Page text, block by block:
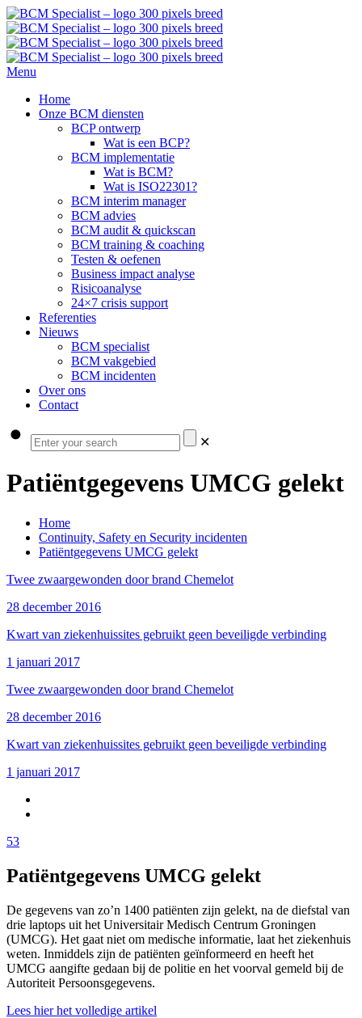
Menu
Home
Onze BCM diensten
BCP ontwerp
Wat is een BCP?
BCM implementatie
Wat is BCM?
Wat is ISO22301?
BCM interim manager
BCM advies
BCM audit & quickscan
BCM training & coaching
Testen & oefenen
Business impact analyse
Risicoanalyse
24×7 crisis support
Referenties
Nieuws
BCM specialist
BCM vakgebied
BCM incidenten
Over ons
Contact
✕
Patiëntgegevens UMCG gelekt
Home
Continuity, Safety en Security incidenten
Patiëntgegevens UMCG gelekt
Twee zwaargewonden door brand Chemelot
28 december 2016
Kwart van ziekenhuissites gebruikt geen beveiligde verbinding
1 januari 2017
Twee zwaargewonden door brand Chemelot
28 december 2016
Kwart van ziekenhuissites gebruikt geen beveiligde verbinding
1 januari 2017
53
Patiëntgegevens UMCG gelekt
De gegevens van zo’n 1400 patiënten zijn gelekt, na de diefstal van
drie laptops uit het Universitair Medisch Centrum Groningen
(UMCG). Het gaat niet om medische informatie, laat het ziekenhuis
weten. Inmiddels zijn de patiënten geïnformeerd en heeft het
UMCG aangifte gedaan bij de politie en het voorval gemeld bij de
Autoriteit Persoonsgegevens.
Lees hier het volledige artikel